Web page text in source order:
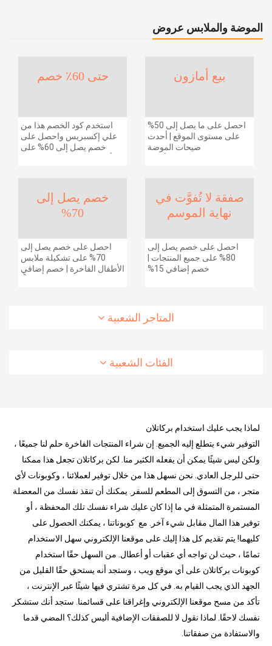
الموضة والملابس عروض
حتى 60٪ خصم
استخدم كود الخصم هذا من
علي إكسبريس واحصل على
خصم يصل إلى 60% على
الطلبات التي تزيد قيمتها عن
1425 ريالًا سعوديًا | شحن مج
بيع أمازون
احصل على ما يصل إلى 50%
على مستوى الموقع | أحدث
صيحات الموضة
خصم يصل إلى
70%
احصل على خصم يصل إلى
70% على تشكيلة ملابس
الأطفال الفاخرة | خصم إضافي
صفقة لا تُفوَّت في
نهاية الموسم
احصل على خصم يصل إلى
80% على جميع المنتجات |
خصم إضافي 15%
المتاجر الشعبية
الفئات الشعبية
لماذا يجب عليك استخدام بركاتلان
التوفير شيء يتطلع إليه الجميع. إن شراء المنتجات الفاخرة حلم لنا جميعًا ،
ولكن ليس شيئًا يمكن أن يفعله الكثير منا. لكن بركاتلان تجعل هذا ممكنا
حتى للرجل العادي. نحن نسهل هذا من خلال توفير لعملائنا ، وكوبونات لأي
متجر ، من التسوق إلى المطعم للسفر. يمكنك أن تنقذ نفسك من المعضلة
المستمرة المتمثلة في ما إذا كان عليك شراء نفسك تلك المحفظة ، أو
توفير هذا المال مقابل شيء آخر. مع كوبوناتنا ، يمكنك الحصول على
كليهما! يتم تقديم كل هذا إليك على موقعنا الإلكتروني سهل الاستخدام
تمامًا ، حيث لن تواجه أي عقبات أو أعطال. من السهل حقًا استخدام
كوبونات بركاتلان على أي موقع ويب ، وستجد أنه يستحق حقًا القليل من
الجهد الذي يجب القيام به. في كل مرة تشتري فيها شيئًا عبر الإنترنت ،
تأكد من مسح موقعنا الإلكتروني وإغراقنا على قسائمنا. ستجد أنك ستشكر
نفسك لاحقًا. لماذا نقول لا للصفقات الإضافية أليس كذلك؟ المضي قدما
والاستفادة من صفقاتنا.